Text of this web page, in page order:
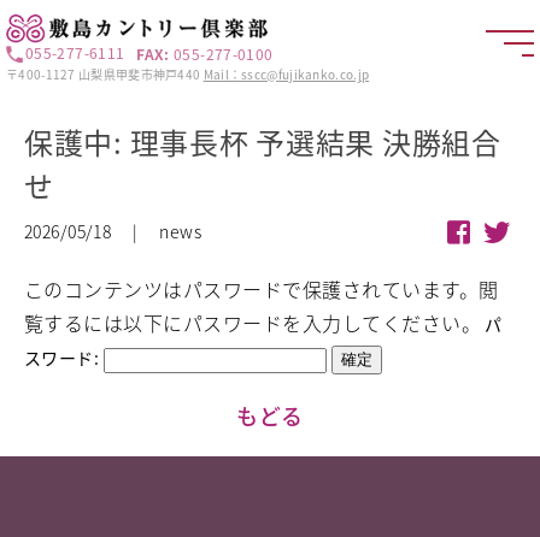
055-277-6111 FAX: 055-277-0100
〒400-1127 山梨県甲斐市神戸440 Mail：sscc@fujikanko.co.jp
保護中: 理事長杯 予選結果 決勝組合
せ
2026/05/18 | news
このコンテンツはパスワードで保護されています。閲
覧するには以下にパスワードを入力してください。
パ
スワード:
もどる